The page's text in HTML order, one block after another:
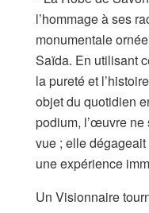
l’hommage à ses
monumentale
Saïda. En utilisant
la pureté et
objet du quotidien
podium, l’œuvre ne
vue ; elle
une expérience
Un Visionnaire